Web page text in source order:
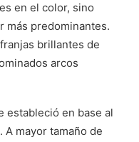
en el color, sino
más predominantes.
brillantes de
arcos
estableció en base al
A mayor tamaño de